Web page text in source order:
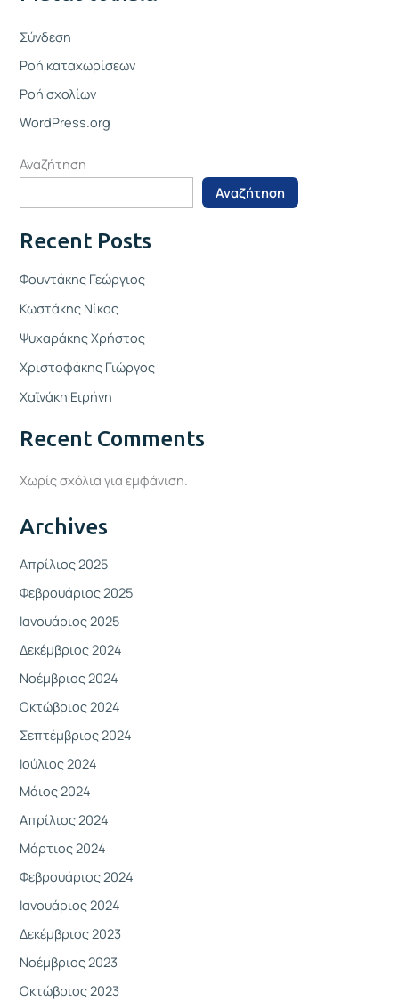
Σύνδεση
Ροή καταχωρίσεων
Ροή σχολίων
WordPress.org
Αναζήτηση
Αναζήτηση
Recent Posts
Φουντάκης Γεώργιος
Κωστάκης Νίκος
Ψυχαράκης Χρήστος
Χριστοφάκης Γιώργος
Χαϊνάκη Ειρήνη
Recent Comments
Χωρίς σχόλια για εμφάνιση.
Archives
Απρίλιος 2025
Φεβρουάριος 2025
Ιανουάριος 2025
Δεκέμβριος 2024
Νοέμβριος 2024
Οκτώβριος 2024
Σεπτέμβριος 2024
Ιούλιος 2024
Μάιος 2024
Απρίλιος 2024
Μάρτιος 2024
Φεβρουάριος 2024
Ιανουάριος 2024
Δεκέμβριος 2023
Νοέμβριος 2023
Οκτώβριος 2023